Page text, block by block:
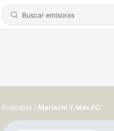
Podcasts Mariachi Y Mas PC